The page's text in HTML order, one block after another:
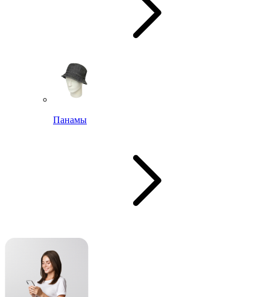
Панамы